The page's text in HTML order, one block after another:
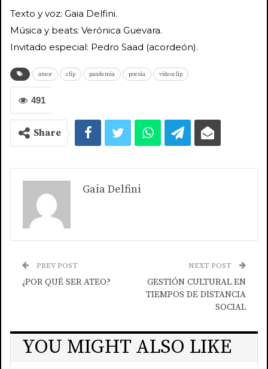
Texto y voz: Gaia Delfini.
Música y beats: Verónica Guevara.
Invitado especial: Pedro Saad (acordeón).
amor clip pandemia poesia videoclip
491
Share
Gaia Delfini
PREV POST
¿POR QUÉ SER ATEO?
NEXT POST
GESTIÓN CULTURAL EN
TIEMPOS DE DISTANCIA
SOCIAL
YOU MIGHT ALSO LIKE